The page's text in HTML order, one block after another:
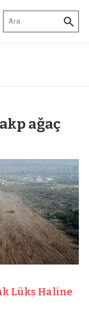
ağaç
Lüks Haline